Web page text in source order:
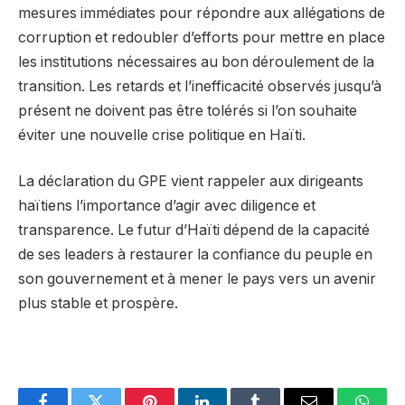
mesures immédiates pour répondre aux allégations de
corruption et redoubler d’efforts pour mettre en place
les institutions nécessaires au bon déroulement de la
transition. Les retards et l’inefficacité observés jusqu’à
présent ne doivent pas être tolérés si l’on souhaite
éviter une nouvelle crise politique en Haïti.
La déclaration du GPE vient rappeler aux dirigeants
haïtiens l’importance d’agir avec diligence et
transparence. Le futur d’Haïti dépend de la capacité
de ses leaders à restaurer la confiance du peuple en
son gouvernement et à mener le pays vers un avenir
plus stable et prospère.